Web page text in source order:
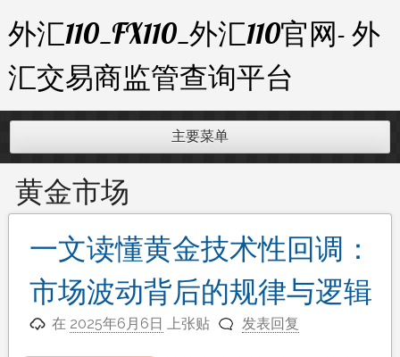
至
内
容
外汇110_FX110_外汇110官网- 外
汇交易商监管查询平台
主要菜单
黄金市场
一文读懂黄金技术性回调：
市场波动背后的规律与逻辑
在 2025年6月6日 上张贴 发表回复